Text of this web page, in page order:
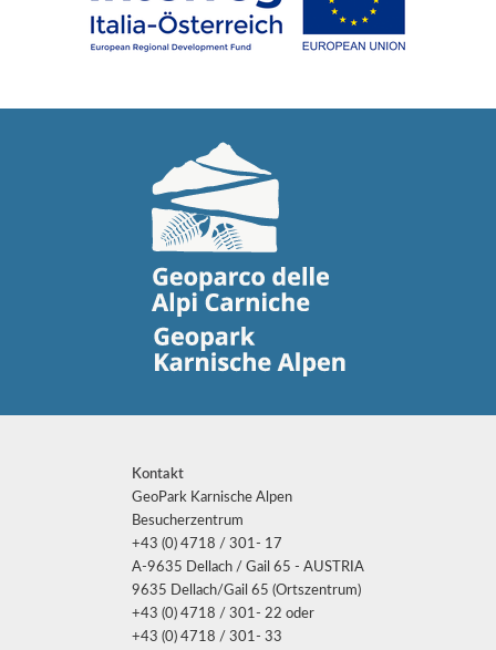
Kontakt
GeoPark Karnische Alpen
Besucherzentrum
+43 (0) 4718 / 301- 17
A-9635 Dellach / Gail 65 - AUSTRIA
9635 Dellach/Gail 65 (Ortszentrum)
+43 (0) 4718 / 301- 22 oder
+43 (0) 4718 / 301- 33